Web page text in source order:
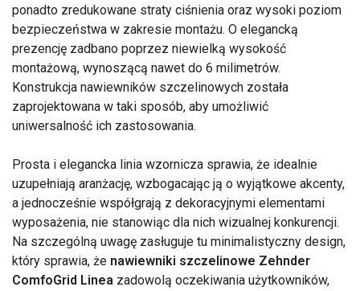
ponadto zredukowane straty ciśnienia oraz wysoki poziom
bezpieczeństwa w zakresie montażu. O elegancką
prezencję zadbano poprzez niewielką wysokość
montażową, wynoszącą nawet do 6 milimetrów.
Konstrukcja nawiewników szczelinowych została
zaprojektowana w taki sposób, aby umożliwić
uniwersalność ich zastosowania.
Prosta i elegancka linia wzornicza sprawia, że idealnie
uzupełniają aranżację, wzbogacając ją o wyjątkowe akcenty,
a jednocześnie współgrają z dekoracyjnymi elementami
wyposażenia, nie stanowiąc dla nich wizualnej konkurencji.
Na szczególną uwagę zasługuje tu minimalistyczny design,
który sprawia, że nawiewniki szczelinowe Zehnder
ComfoGrid Linea zadowolą oczekiwania użytkowników,